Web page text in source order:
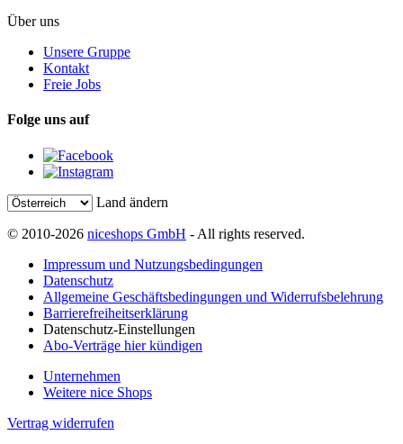
Über uns
Unsere Gruppe
Kontakt
Freie Jobs
Folge uns auf
Land ändern
© 2010-2026 niceshops GmbH - All rights reserved.
Impressum und Nutzungsbedingungen
Datenschutz
Allgemeine Geschäftsbedingungen und Widerrufsbelehrung
Barrierefreiheitserklärung
Datenschutz-Einstellungen
Abo-Verträge hier kündigen
Unternehmen
Weitere nice Shops
Vertrag widerrufen